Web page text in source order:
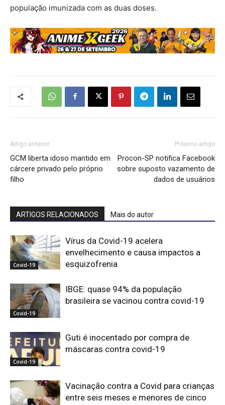
população imunizada com as duas doses.
Artigo anterior
GCM liberta idoso mantido em
cárcere privado pelo próprio
filho
Próximo artigo
Procon-SP notifica Facebook
sobre suposto vazamento de
dados de usuários
ARTIGOS RELACIONADOS Mais do autor
Covid-19
Vírus da Covid-19 acelera
envelhecimento e causa impactos a
esquizofrenia
Covid-19
IBGE: quase 94% da população
brasileira se vacinou contra covid-19
Covid-19
Guti é inocentado por compra de
máscaras contra covid-19
Vacinação contra a Covid para crianças
entre seis meses e menores de cinco